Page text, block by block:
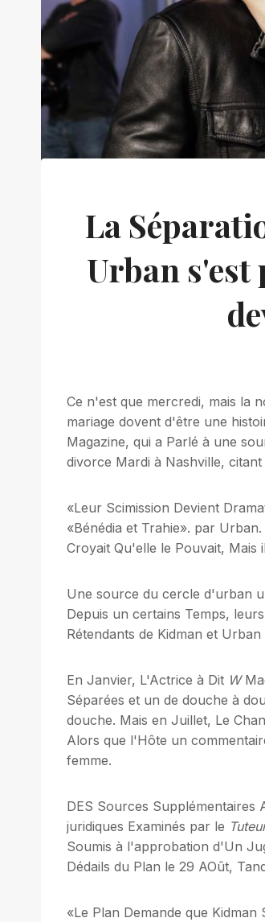
La
Urban s'est
Ce n'est que mercredi, mais la
mariage dovent d'être une
Magazine, qui a Parlé à une
divorce Mardi à Nashville,
«Leur Scimission Devient
«Bénédia et Trahie». par
Croyait Qu'elle le Pouvait, Mais
Une source du cercle d'urban
Depuis un certains Temps,
Rétendants de Kidman et
En Janvier, L'Actrice à Dit W
Séparées et un de douche à
douche. Mais en Juillet, Le
Alors que l'Hôte un
femme.
DES Sources Supplémentaires
juridiques Examinés par le
Soumis à l'approbation d'Un
Dédails du Plan le 29 AOût,
«Le Plan Demande que